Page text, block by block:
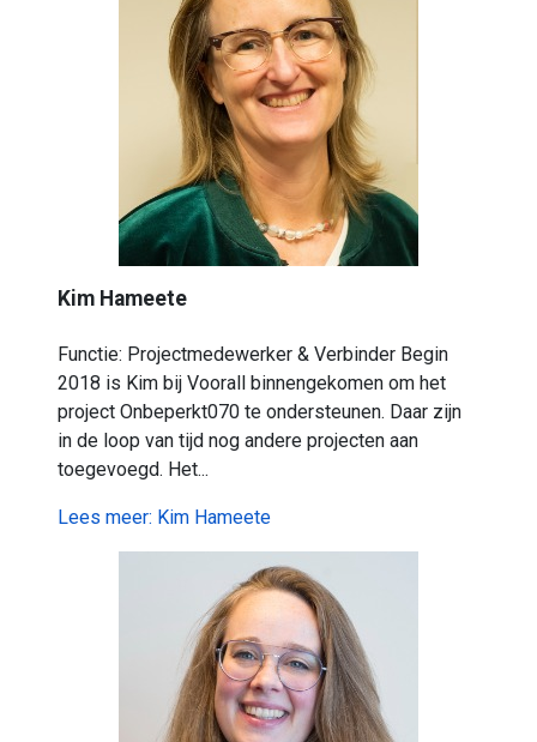
Kim Hameete
Functie: Projectmedewerker & Verbinder Begin
2018 is Kim bij Voorall binnengekomen om het
project Onbeperkt070 te ondersteunen. Daar zijn
in de loop van tijd nog andere projecten aan
toegevoegd. Het...
Lees meer: Kim Hameete